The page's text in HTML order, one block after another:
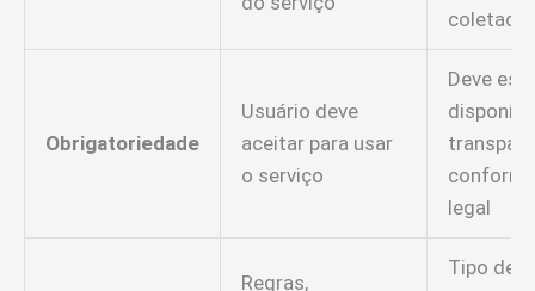
Obrigatoriedade
Usuário deve
aceitar para usar
o serviço
Deve
legal
Regras,
Tipo de